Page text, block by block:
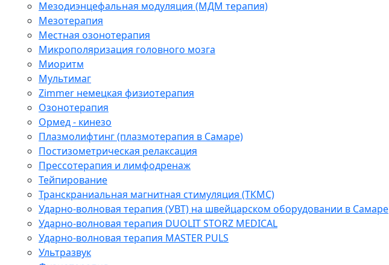
Мезодиэнцефальная модуляция (МДМ терапия)
Мезотерапия
Местная озонотерапия
Микрополяризация головного мозга
Миоритм
Мультимаг
Zimmer немецкая физиотерапия
Озонотерапия
Ормед - кинезо
Плазмолифтинг (плазмотерапия в Самаре)
Постизометрическая релаксация
Прессотерапия и лимфодренаж
Тейпирование
Транскраниальная магнитная стимуляция (ТКМС)
Ударно-волновая терапия (УВТ) на швейцарском оборудовании в Самаре
Ударно-волновая терапия DUOLIT STORZ MEDICAL
Ударно-волновая терапия MASTER PULS
Ультразвук